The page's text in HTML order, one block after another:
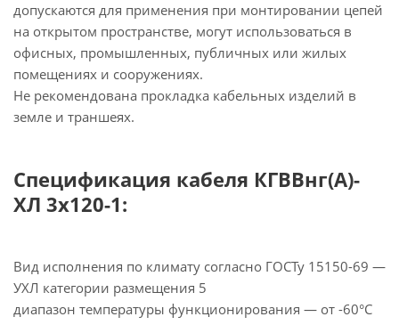
допускаются для применения при монтировании цепей
на открытом пространстве, могут использоваться в
офисных, промышленных, публичных или жилых
помещениях и сооружениях.
Не рекомендована прокладка кабельных изделий в
земле и траншеях.
Спецификация кабеля КГВВнг(А)-
ХЛ 3х120-1:
Вид исполнения по климату согласно ГОСТу 15150-69 —
УХЛ категории размещения 5
диапазон температуры функционирования — от -60°С